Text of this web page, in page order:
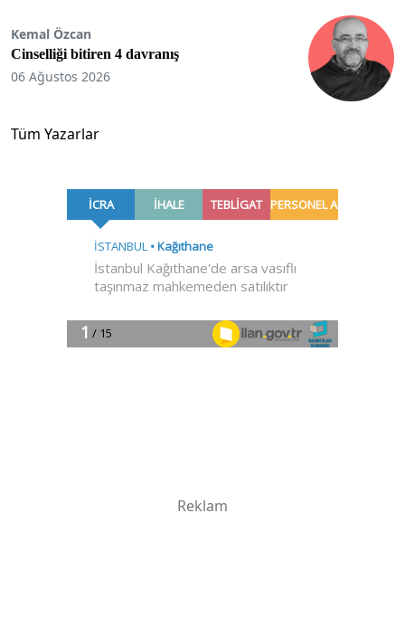
Kemal Özcan
Cinselliği bitiren 4 davranış
06 Ağustos 2026
Tüm Yazarlar